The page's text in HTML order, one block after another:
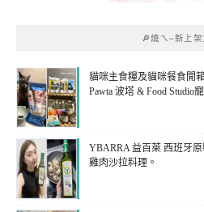
🔎燒ㄟ~新上架
貓咪主食糧及貓咪餐食開
Pawta 波塔 & Food Studio
YBARRA 益百萊 西班牙
雞肉沙拉料理。